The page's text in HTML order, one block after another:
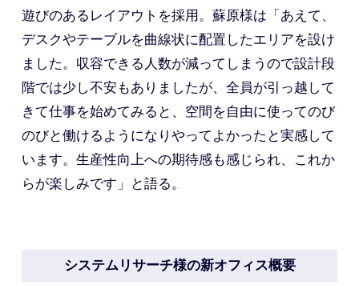
遊びのあるレイアウトを採用。蘇原様は「あえて、
デスクやテーブルを曲線状に配置したエリアを設け
ました。収容できる人数が減ってしまうので設計段
階では少し不安もありましたが、全員が引っ越して
きて仕事を始めてみると、空間を自由に使ってのび
のびと働けるようになりやってよかったと実感して
います。生産性向上への期待感も感じられ、これか
らが楽しみです」と語る。
システムリサーチ様の新オフィス概要